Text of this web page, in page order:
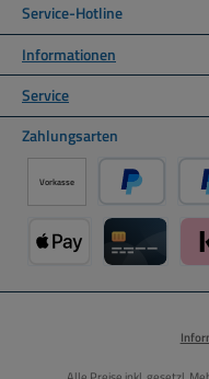
Service-Hotline
Informationen
Service
Zahlungsarten
Vorkasse
PayPal